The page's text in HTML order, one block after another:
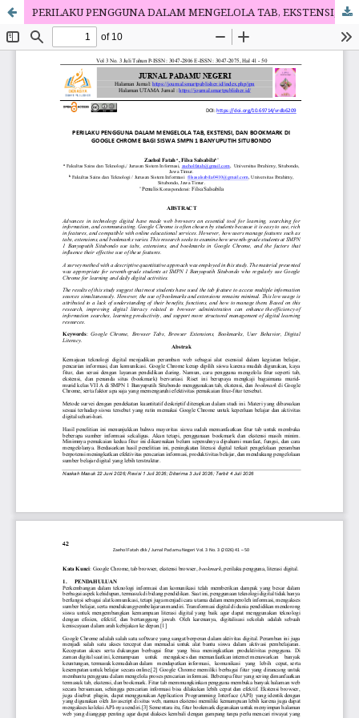
PERILAKU PENGGUNA DALAM MENGELOLA TAB, EKSTENSI, DAN BOOKMARK DI GOOGLE CHROME BAGI SISWA SMPN 1 BANYUPUTIH SITUBONDO